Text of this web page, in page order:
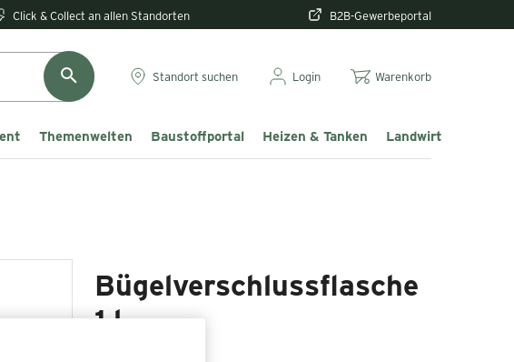
Click & Collect an allen Standorten B2B-Gewerbeportal
Standort suchen Login Warenkorb
Themenwelten Baustoffportal Heizen & Tanken Landwirtschaft &
Bügelverschlussflasche
1 l